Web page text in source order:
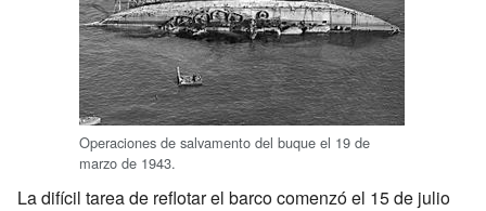
Operaciones de salvamento del buque el 19 de
marzo de 1943.
La difícil tarea de reflotar el barco comenzó el 15 de julio